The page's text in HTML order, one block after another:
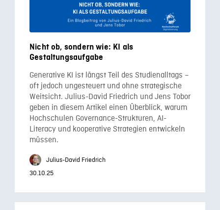
Nicht ob, sondern wie: KI als
Gestaltungsaufgabe
Generative KI ist längst Teil des Studienalltags –
oft jedoch ungesteuert und ohne strategische
Weitsicht. Julius-David Friedrich und Jens Tobor
geben in diesem Artikel einen Überblick, warum
Hochschulen Governance-Strukturen, AI-
Literacy und kooperative Strategien entwickeln
müssen.
Julius-David Friedrich
30.10.25